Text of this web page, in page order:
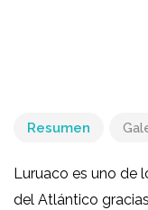
Resumen
Luruaco es uno de
del Atlántico